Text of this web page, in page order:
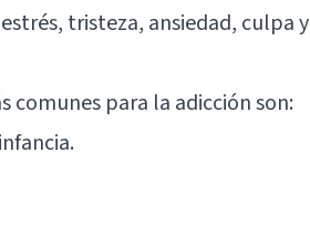
tristeza, ansiedad, culpa y
comunes para la adicción son: